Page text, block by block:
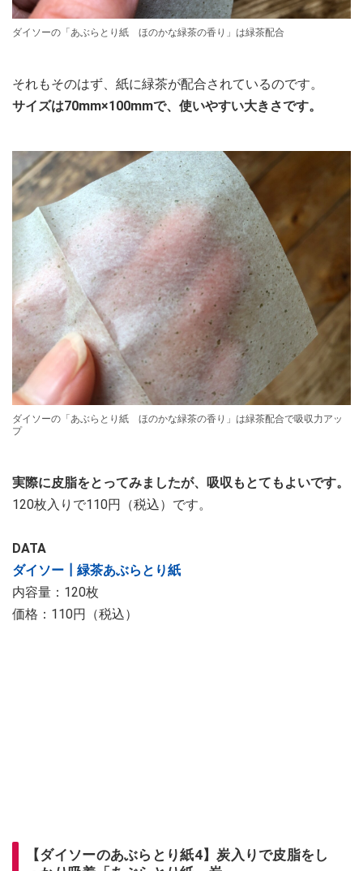
ダイソーの「あぶらとり紙 ほのかな緑茶の香り」は緑茶配合
それもそのはず、紙に緑茶が配合されているのです。
サイズは70mm×100mmで、使いやすい大きさです。
ダイソーの「あぶらとり紙 ほのかな緑茶の香り」は緑茶配合で吸収力アッ
プ
実際に皮脂をとってみましたが、吸収もとてもよいです。
120枚入りで110円（税込）です。
DATA
ダイソー┃緑茶あぶらとり紙
内容量：120枚
価格：110円（税込）
【ダイソーのあぶらとり紙4】炭入りで皮脂をし